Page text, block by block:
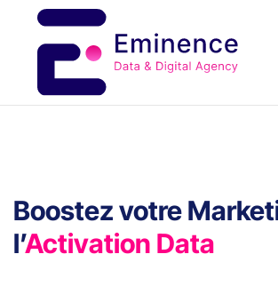
Boostez votre
l’Activation Data